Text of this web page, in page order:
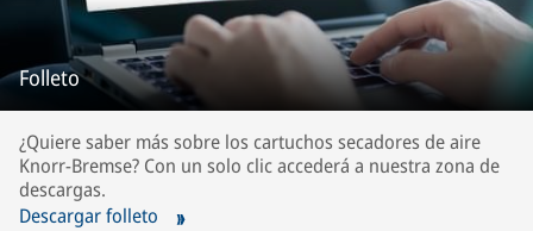
Folleto
¿Quiere saber más sobre los cartuchos secadores de aire
Knorr-Bremse? Con un solo clic accederá a nuestra zona de
descargas.
Descargar folleto